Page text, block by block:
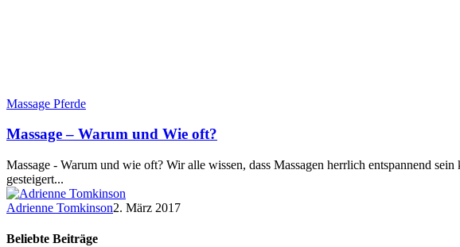
Massage Pferde
Massage – Warum und Wie oft?
Massage - Warum und wie oft? Wir alle wissen, dass Massagen herrlich entspannend
gesteigert...
Adrienne Tomkinson2. März 2017
Beliebte Beiträge